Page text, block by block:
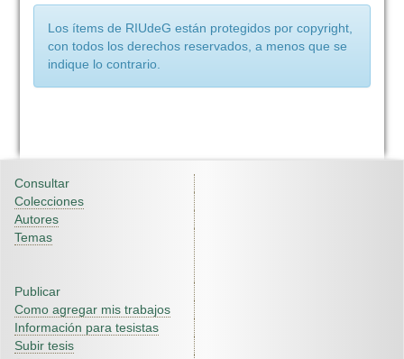
Los ítems de RIUdeG están protegidos por copyright,
con todos los derechos reservados, a menos que se
indique lo contrario.
Consultar
Colecciones
Autores
Temas
Publicar
Como agregar mis trabajos
Información para tesistas
Subir tesis